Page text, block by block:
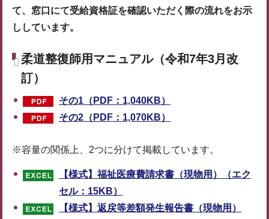
て、窓口にて受給資格証を確認いただく際の流れをお示
ししています。
柔道整復師用マニュアル（令和7年3月改
訂）
その1（PDF：1,040KB）
その2（PDF：1,070KB）
※容量の関係上、2つに分けて掲載しています。
【様式】福祉医療費請求書（現物用）（エク
セル：15KB）
【様式】返戻等差額発生報告書（現物用）